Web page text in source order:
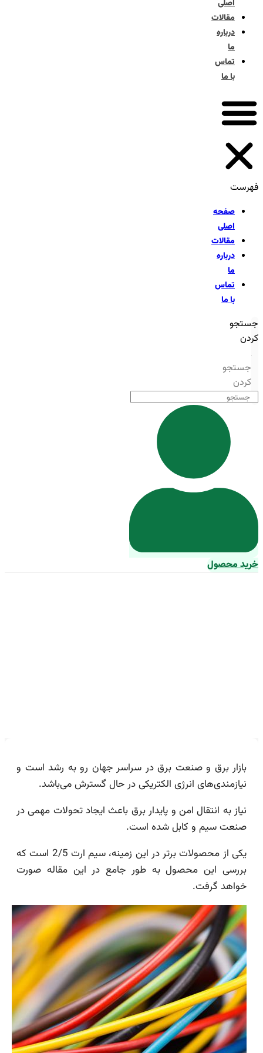
اصلی
مقالات
درباره
ما
تماس
با ما
فهرست
صفحه
اصلی
مقالات
درباره
ما
تماس
با ما
جستجو
کردن
جستجو
کردن
خرید محصول
بازار برق و صنعت برق در سراسر جهان رو به رشد است و
نیازمندی‌های انرژی الکتریکی در حال گسترش می‌باشد.
نیاز به انتقال امن و پایدار برق باعث ایجاد تحولات مهمی در
صنعت سیم و کابل شده است.
یکی از محصولات برتر در این زمینه، سیم ارت 2/5 است که
بررسی این محصول به طور جامع در این مقاله صورت
خواهد گرفت.